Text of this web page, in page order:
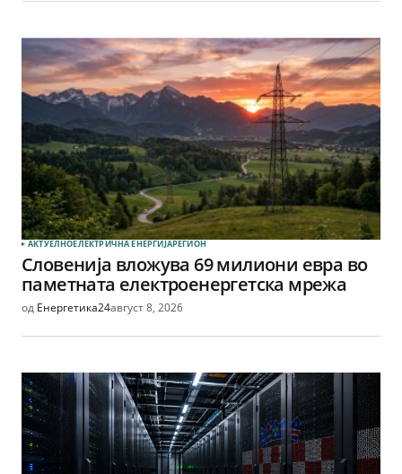
АКТУЕЛНОЕЛЕКТРИЧНА ЕНЕРГИЈАРЕГИОН
Словенија вложува 69 милиони евра во
паметната електроенергетска мрежа
од Енергетика24август 8, 2026